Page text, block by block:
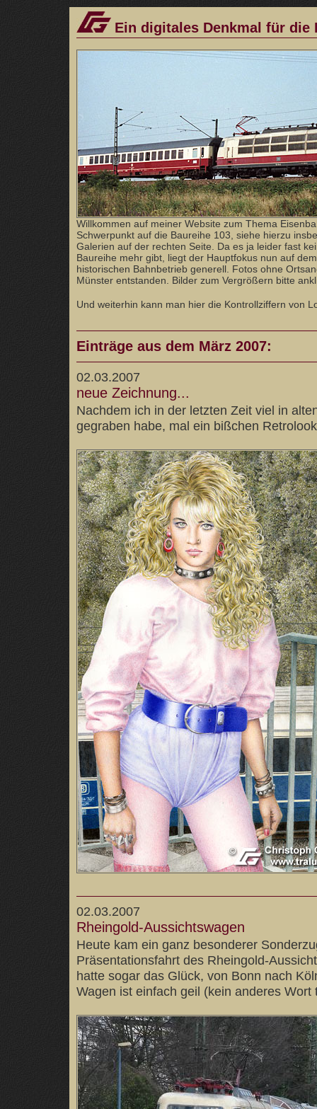
Ein digitales Denkmal für die
Willkommen auf meiner Website zum Thema
Schwerpunkt auf die Baureihe 103, siehe hierzu
Galerien auf der rechten Seite. Da es ja leider fast
Baureihe mehr gibt, liegt der Hauptfokus nun auf
historischen Bahnbetrieb generell. Fotos ohne
Münster entstanden. Bilder zum Vergrößern bitte
Und weiterhin kann man hier die Kontrollziffern von
Einträge aus dem März 2007:
02.03.2007
neue Zeichnung...
Nachdem ich in der letzten Zeit viel in
gegraben habe, mal ein bißchen
02.03.2007
Rheingold-Aussichtswagen
Heute kam ein ganz besonderer
Präsentationsfahrt des Rheingold-
hatte sogar das Glück, von Bonn nach
Wagen ist einfach geil (kein anderes Wort